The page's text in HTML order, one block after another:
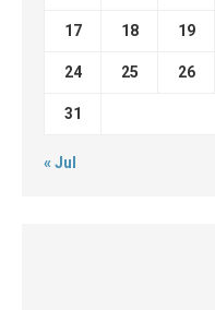
17 18 19
24 25 26
31
« Jul